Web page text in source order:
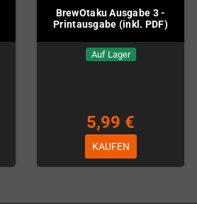
BrewOtaku Ausgabe 3 -
Printausgabe (inkl. PDF)
Auf Lager
5,99 €
KAUFEN